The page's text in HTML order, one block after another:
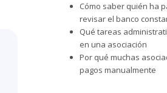
Cómo saber quién ha
revisar el banco
Qué tareas
en una asociación
Por qué muchas
pagos manualmente